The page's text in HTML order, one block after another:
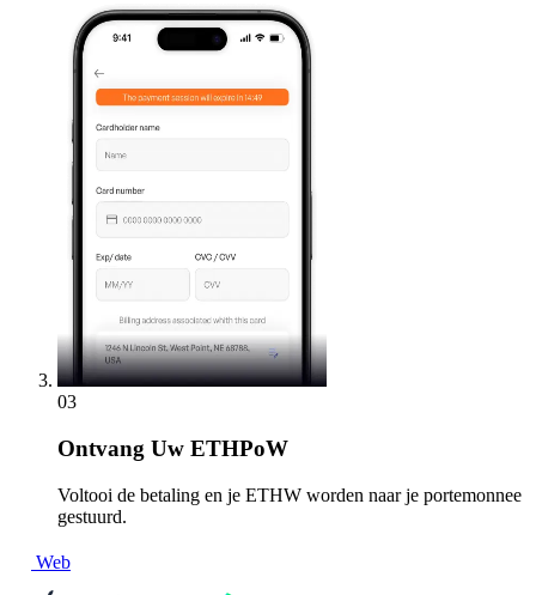
03
Ontvang Uw ETHPoW
Voltooi de betaling en je ETHW worden naar je portemonnee
gestuurd.
Web